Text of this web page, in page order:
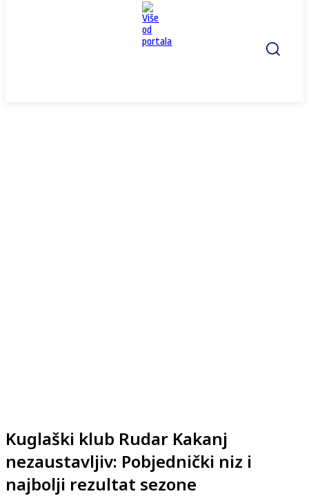
Kuglaški klub Rudar Kakanj
nezaustavljiv: Pobjednički niz i
najbolji rezultat sezone